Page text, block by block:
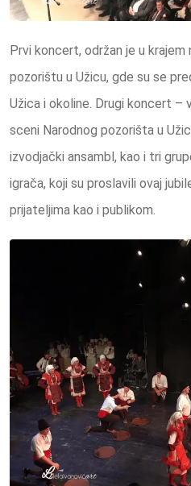
Prvi koncert, održan je u krajem
pozorištu u Užicu, gde su se
Užica i okoline. Drugi koncert –
sceni Narodnog pozorišta u
izvodjački ansambl, kao i tri
igrača, koji su proslavili ovaj
prijateljima kao i publikom.